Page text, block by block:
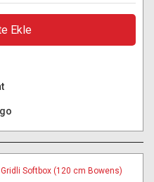
Ekle